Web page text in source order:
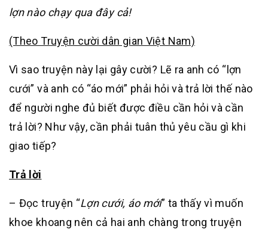
lợn nào chạy qua đây cả!
(Theo Truyện cười dân gian Việt Nam)
Vì sao truyện này lại gây cười? Lẽ ra anh có “lợn
cưới” và anh có “áo mới” phải hỏi và trả lời thế nào
để người nghe đủ biết được điều cần hỏi và cần
trả lời? Như vậy, cần phải tuân thủ yêu cầu gì khi
giao tiếp?
Trả lời
– Đọc truyện “Lợn cưới, áo mới” ta thấy vì muốn
khoe khoang nên cả hai anh chàng trong truyện